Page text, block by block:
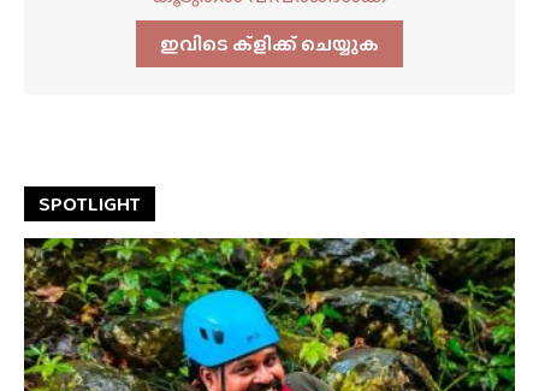
ഇവിടെ ക്ളിക്ക്‌ ചെയ്യുക
SPOTLIGHT